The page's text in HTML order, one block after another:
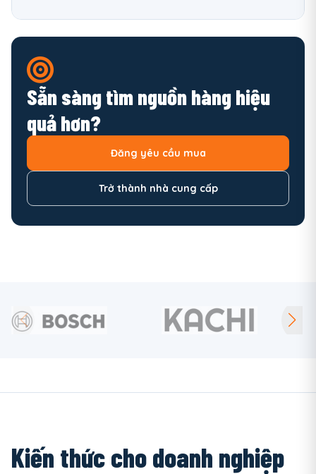
Sẵn sàng tìm nguồn hàng hiệu
quả hơn?
Đăng yêu cầu mua
Trở thành nhà cung cấp
Kiến thức cho doanh nghiệp